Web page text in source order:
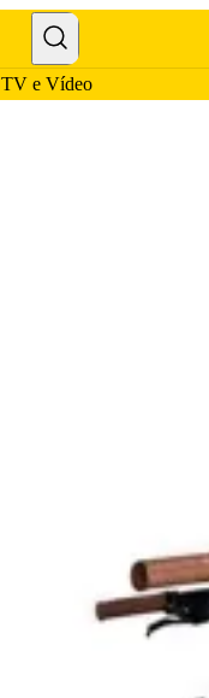
TV e Vídeo